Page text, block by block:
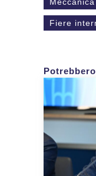
Fiere